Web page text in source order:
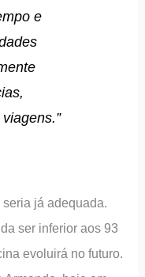
e
já adequada.
ser inferior aos 93
evoluirá no futuro.